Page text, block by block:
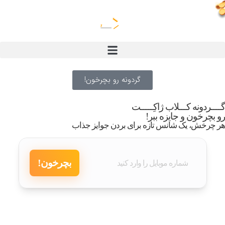
گردونه رو بچرخون!
گــــردونه کـــلاب ژاکِـــــت
رو بچرخون و جایزه ببر!
هر چرخش، یک شانس تازه برای بردن جوایز جذاب
بچرخون!